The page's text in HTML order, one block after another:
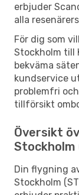
erbjuder
alla
För dig som
Stockholm till
bekväma
kundservice
problemfri
tillförsikt
Översikt
Stockholm
Din flygning
Stockholm